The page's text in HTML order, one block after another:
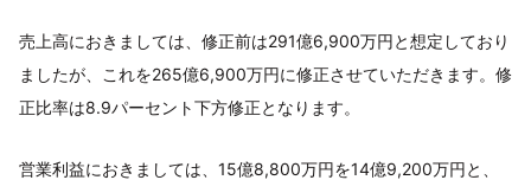
売上高におきましては、修正前は291億6,900万円と想定しており
ましたが、これを265億6,900万円に修正させていただきます。修
正比率は8.9パーセント下方修正となります。
営業利益におきましては、15億8,800万円を14億9,200万円と、